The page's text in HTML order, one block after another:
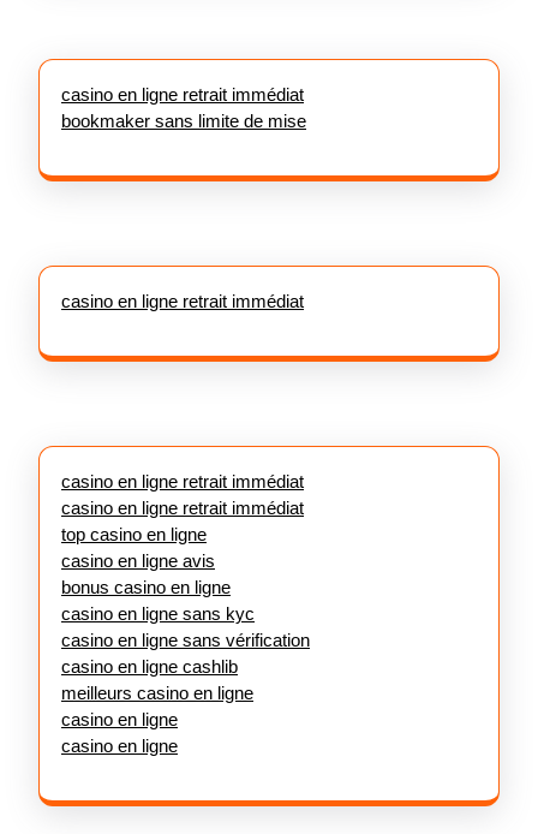
casino en ligne retrait immédiat
bookmaker sans limite de mise
casino en ligne retrait immédiat
casino en ligne retrait immédiat
casino en ligne retrait immédiat
top casino en ligne
casino en ligne avis
bonus casino en ligne
casino en ligne sans kyc
casino en ligne sans vérification
casino en ligne cashlib
meilleurs casino en ligne
casino en ligne
casino en ligne